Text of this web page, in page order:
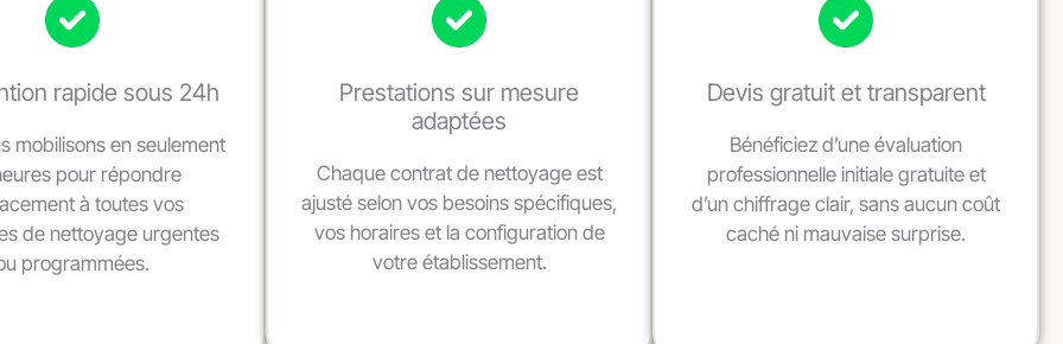
rapide sous 24h
mobilisons en seulement
pour répondre
à toutes vos
de nettoyage urgentes
programmées.
Prestations sur mesure
adaptées
Chaque contrat de nettoyage est
ajusté selon vos besoins spécifiques,
vos horaires et la configuration de
votre établissement.
Devis gratuit et transparent
Bénéficiez d’une évaluation
professionnelle initiale gratuite et
d’un chiffrage clair, sans aucun coût
caché ni mauvaise surprise.